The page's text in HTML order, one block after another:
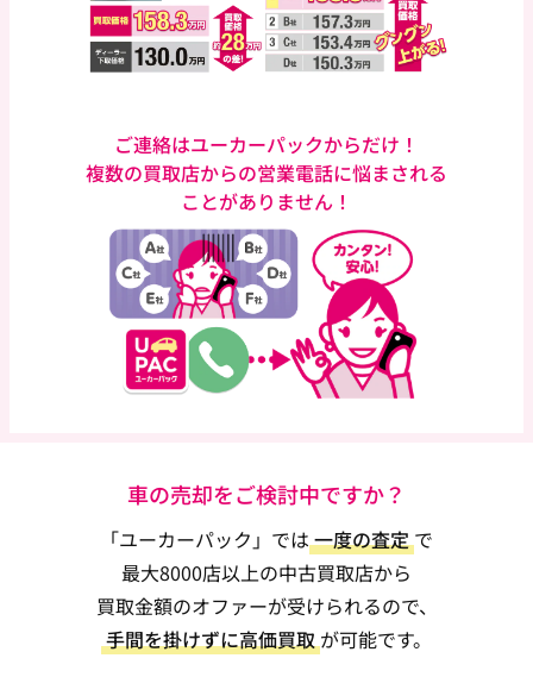
ご連絡はユーカーパックからだけ！
複数の買取店からの営業電話に悩まされる
ことがありません！
車の売却をご検討中ですか？
「ユーカーパック」では 一度の査定 で
最大8000店以上の中古買取店から
買取金額のオファーが受けられるので、
手間を掛けずに高価買取 が可能です。